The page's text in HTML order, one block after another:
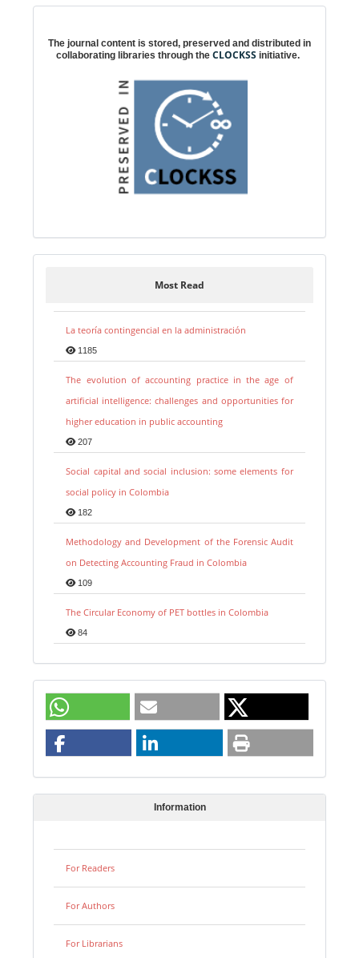
The journal content is stored, preserved and distributed in
collaborating libraries through the CLOCKSS initiative.
Most Read
La teoría contingencial en la administración
1185
The evolution of accounting practice in the age of
artificial intelligence: challenges and opportunities for
higher education in public accounting
207
Social capital and social inclusion: some elements for
social policy in Colombia
182
Methodology and Development of the Forensic Audit
on Detecting Accounting Fraud in Colombia
109
The Circular Economy of PET bottles in Colombia
84
Information
For Readers
For Authors
For Librarians